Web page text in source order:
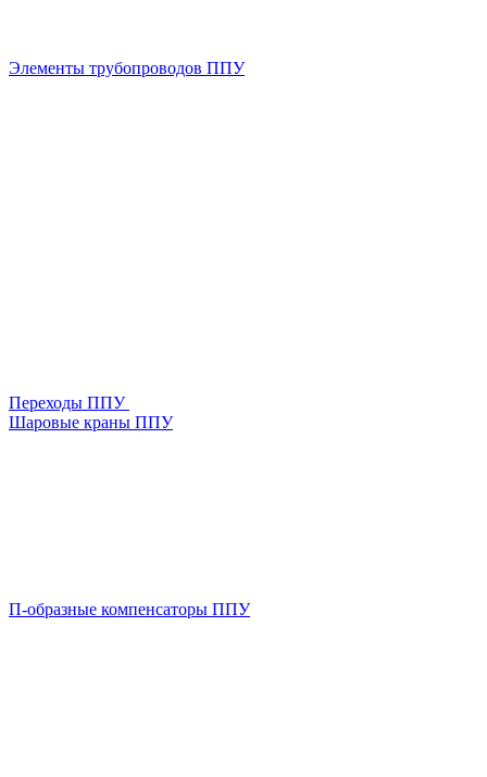
Элементы трубопроводов ППУ
Переходы ППУ
Шаровые краны ППУ
П-образные компенсаторы ППУ